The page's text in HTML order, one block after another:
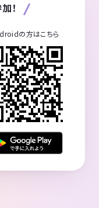
！
の方はこちら